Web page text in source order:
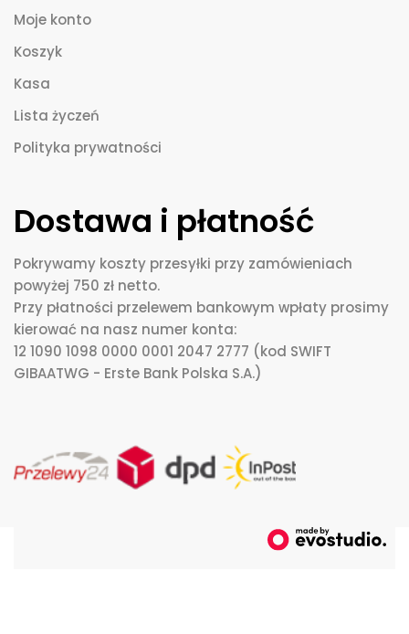
Moje konto
Koszyk
Kasa
Lista życzeń
Polityka prywatności
Dostawa i płatność
Pokrywamy koszty przesyłki przy zamówieniach
powyżej 750 zł netto.
Przy płatności przelewem bankowym wpłaty prosimy
kierować na nasz numer konta:
12 1090 1098 0000 0001 2047 2777 (kod SWIFT
GIBAATWG - Erste Bank Polska S.A.)